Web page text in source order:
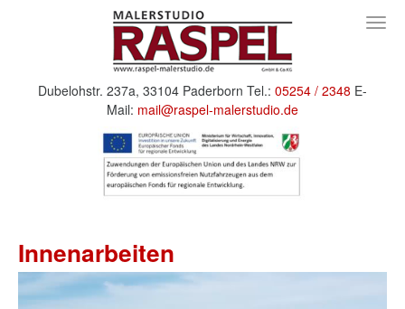
Dubelohstr. 237a, 33104 Paderborn Tel.: 05254 / 2348 E-
Mail: mail@raspel-malerstudio.de
Innenarbeiten
Video-
Player